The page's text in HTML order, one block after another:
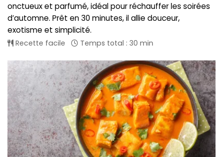
onctueux et parfumé, idéal pour réchauffer les soirées
d’automne. Prêt en 30 minutes, il allie douceur,
exotisme et simplicité.
Recette facile Temps total : 30 min